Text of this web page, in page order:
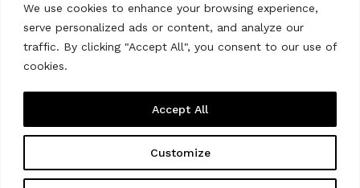
We use cookies to enhance your browsing experience,
serve personalized ads or content, and analyze our
traffic. By clicking "Accept All", you consent to our use of
cookies.
Customize
Accept All
Vêtements pour associations
Vêtements pour êvenements
Copyright © 2026 Prynt.shop - Impression textile pour